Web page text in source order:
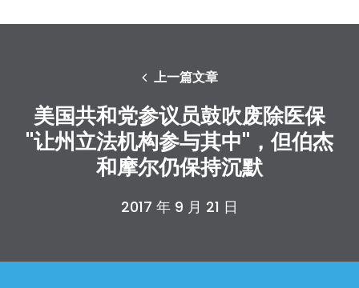
上一篇文章
美国共和党参议员鼓吹废除医保
"让州立法机构参与其中"，但伯杰
和摩尔仍保持沉默
2017 年 9 月 21 日